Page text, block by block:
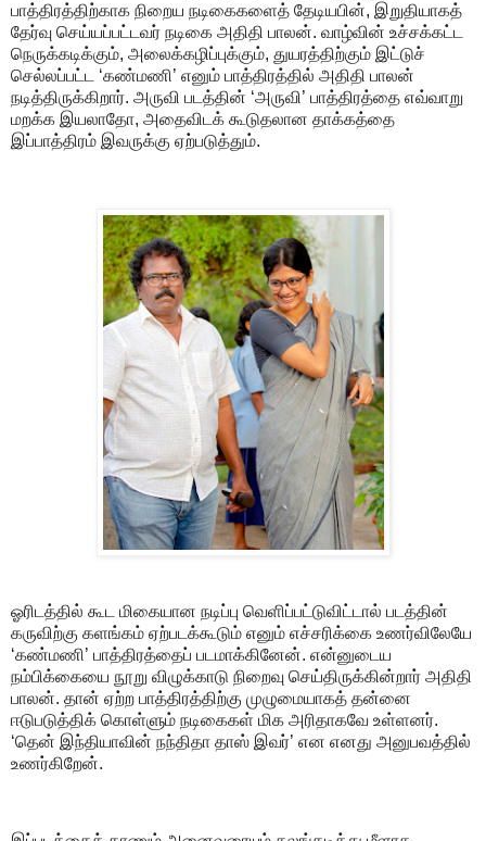
பாத்திரத்திற்காக நிறைய நடிகைகளைத் தேடியபின், இறுதியாகத்
தேர்வு செய்யப்பட்டவர் நடிகை அதிதி பாலன். வாழ்வின் உச்சக்கட்ட
நெருக்கடிக்கும், அலைக்கழிப்புக்கும், துயரத்திற்கும் இட்டுச்
செல்லப்பட்ட ‘கண்மணி’ எனும் பாத்திரத்தில் அதிதி பாலன்
நடித்திருக்கிறார். அருவி படத்தின் ‘அருவி’ பாத்திரத்தை எவ்வாறு
மறக்க இயலாதோ, அதைவிடக் கூடுதலான தாக்கத்தை
இப்பாத்திரம் இவருக்கு ஏற்படுத்தும்.
ஓரிடத்தில் கூட மிகையான நடிப்பு வெளிப்பட்டுவிட்டால் படத்தின்
கருவிற்கு களங்கம் ஏற்படக்கூடும் எனும் எச்சரிக்கை உணர்விலேயே
‘கண்மணி’ பாத்திரத்தைப் படமாக்கினேன். என்னுடைய
நம்பிக்கையை நூறு விழுக்காடு நிறைவு செய்திருக்கின்றார் அதிதி
பாலன். தான் ஏற்ற பாத்திரத்திற்கு முழுமையாகத் தன்னை
ஈடுபடுத்திக் கொள்ளும் நடிகைகள் மிக அரிதாகவே உள்ளனர்.
‘தென் இந்தியாவின் நந்திதா தாஸ் இவர்’ என எனது அனுபவத்தில்
உணர்கிறேன்.